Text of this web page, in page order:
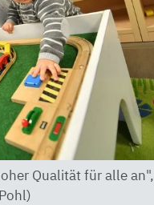
Qualität für alle an",